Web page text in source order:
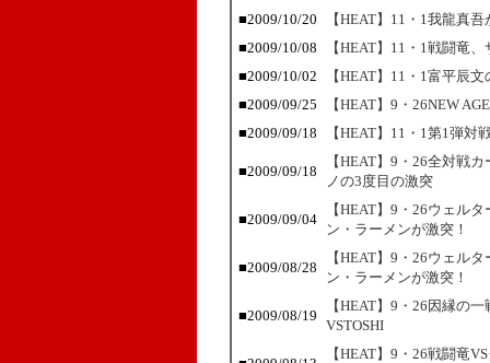
■2009/10/20
【HEAT】11・1我龍真
■2009/10/08
【HEAT】11・1戦闘竜
■2009/10/02
【HEAT】11・1富平辰
■2009/09/25
【HEAT】9・26NEW
■2009/09/18
【HEAT】11・1第1弾
■2009/09/18
【HEAT】9・26全対戦
ノの3度目の激突
■2009/09/04
【HEAT】9・26ウェル
ン・ラーメンが激突！
■2009/08/28
【HEAT】9・26ウェル
ン・ラーメンが激突！
■2009/08/19
【HEAT】9・26因縁の
VSTOSHI
【HEAT】9・26戦闘竜